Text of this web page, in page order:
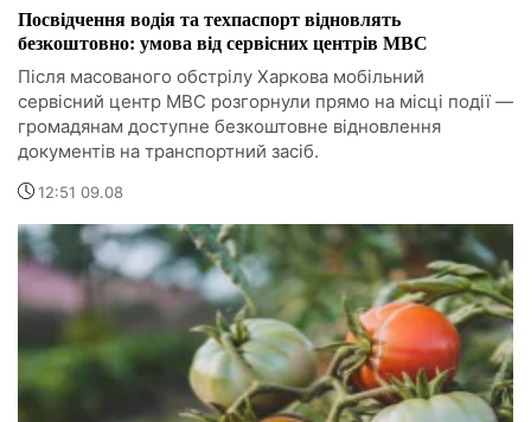
Посвідчення водія та техпаспорт відновлять
безкоштовно: умова від сервісних центрів МВС
Після масованого обстрілу Харкова мобільний
сервісний центр МВС розгорнули прямо на місці події —
громадянам доступне безкоштовне відновлення
документів на транспортний засіб.
12:51 09.08